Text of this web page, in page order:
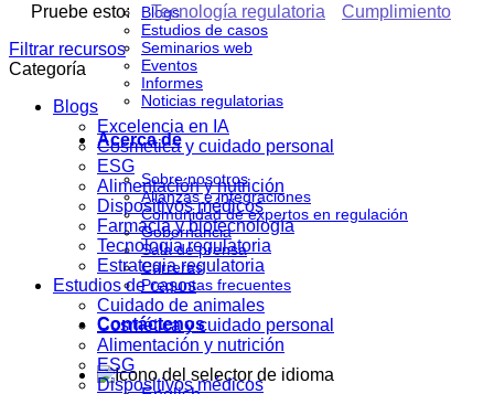
Blogs
Estudios de casos
Seminarios web
Eventos
Informes
Noticias regulatorias
Acerca de
Sobre nosotros
Alianzas e integraciones
Comunidad de expertos en regulación
Gobernancia
Sala de prensa
Carreras
Preguntas frecuentes
Contáctenos
Pruebe esto: Tecnología regulatoria
Cumplimiento
Filtrar recursos
Categoría
Blogs
Excelencia en IA
Cosmética y cuidado personal
ESG
Alimentación y nutrición
Dispositivos médicos
Farmacia y biotecnología
Tecnología regulatoria
Estrategia regulatoria
Estudios de casos
Cuidado de animales
Cosmética y cuidado personal
Alimentación y nutrición
ESG
Dispositivos médicos